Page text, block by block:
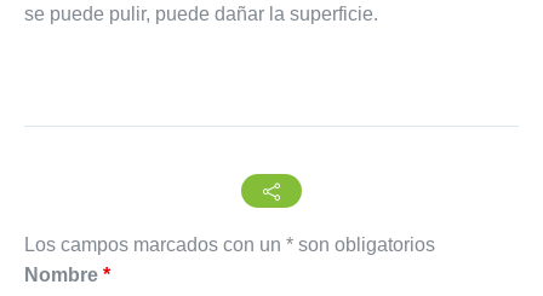
se puede pulir, puede dañar la superficie.
Los campos marcados con un * son obligatorios
Nombre *